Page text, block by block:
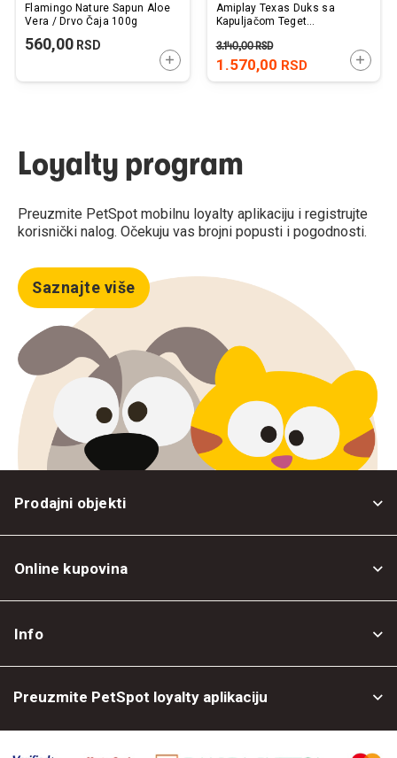
Flamingo Nature Sapun Aloe
Vera / Drvo Čaja 100g
560,00 RSD
DODAJTE U KORPU
Amiplay Texas Duks sa
Kapuljačom Teget
1.570,00 RSD
3.140,00RSD
Loyalty program
Preuzmite PetSpot mobilnu loyalty aplikaciju i registrujte
korisnički nalog. Očekuju vas brojni popusti i pogodnosti.
Saznajte više
Prodajni objekti
Online kupovina
Info
Preuzmite PetSpot loyalty aplikaciju